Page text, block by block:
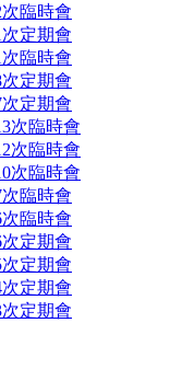
臨時會
定期會
臨時會
定期會
定期會
次臨時會
次臨時會
次臨時會
臨時會
臨時會
定期會
定期會
定期會
定期會